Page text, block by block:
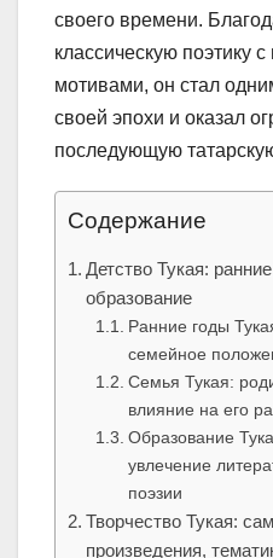
своего времени.
классическую поэтику
мотивами, он стал
своей эпохи и оказал
последующую
Содержание
Детство Тукая:
образование
Ранние годы
семейное
Семья Тукая:
влияние на его
Образование
увлечение
поэзии
Творчество Тукая:
произведения,